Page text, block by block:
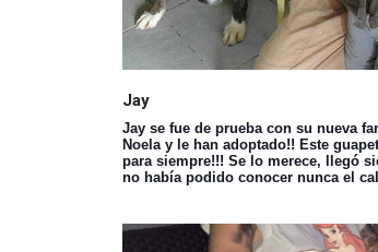
Jay
Jay se fue de prueba con su nueva
Noela y le han adoptado!! Este
para siempre!!! Se lo merece, llegó
no había podido conocer nunca el